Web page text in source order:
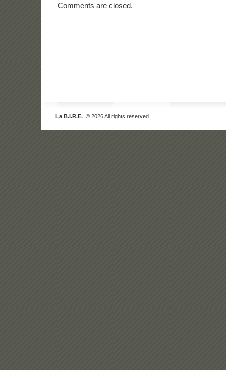
Comments are closed.
La B.I.R.E. . © 2026 All rights reserved.